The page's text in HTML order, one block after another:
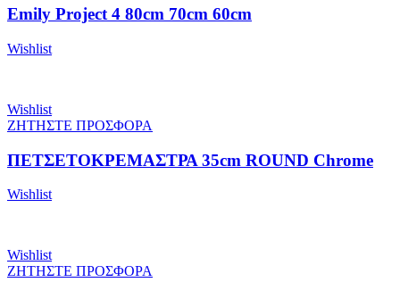
Emily Project 4 80cm 70cm 60cm
Wishlist
Wishlist
ΖΗΤΗΣΤΕ ΠΡΟΣΦΟΡΑ
ΠΕΤΣΕΤΟΚΡΕΜΑΣΤΡΑ 35cm ROUND Chrome
Wishlist
Wishlist
ΖΗΤΗΣΤΕ ΠΡΟΣΦΟΡΑ